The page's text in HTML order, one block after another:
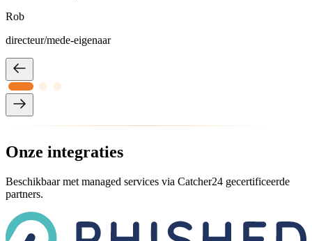
Rob
directeur/mede-eigenaar​
Onze integraties
Beschikbaar met managed services via Catcher24 gecertificeerde
partners.